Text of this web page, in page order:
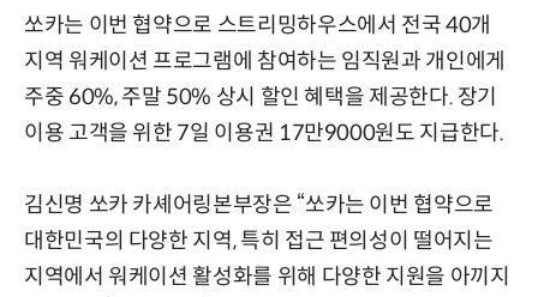
쏘카는 이번 협약으로 스트리밍하우스에서 전국 40개
지역 워케이션 프로그램에 참여하는 임직원과 개인에게
주중 60%, 주말 50% 상시 할인 혜택을 제공한다. 장기
이용 고객을 위한 7일 이용권 17만9000원도 지급한다.
김신명 쏘카 카셰어링본부장은 “쏘카는 이번 협약으로
대한민국의 다양한 지역, 특히 접근 편의성이 떨어지는
지역에서 워케이션 활성화를 위해 다양한 지원을 아끼지